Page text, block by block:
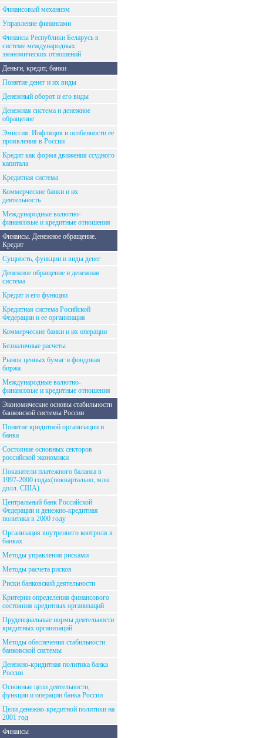
Финансовый механизм
Управление финансами
Финансы Республики Беларусь в
системе международных
экономических отношений
Деньги, кредит, банки
Понятие денег и их виды
Денежный оборот и его виды
Денежная система и денежное
обращение
Эмиссия. Инфляция и особенности ее
проявления в России
Кредит как форма движения ссудного
капитала
Кредитная система
Коммерческие банки и их
деятельность
Международные валютно-
финансовые и кредитные отношения
Финансы. Денежное обращение.
Кредит
Сущность, функции и виды денег
Денежное обращение и денежная
система
Кредит и его функции
Кредитная система Росийской
Федерации и ее организация
Коммерческие банки и их операции
Безналичные расчеты
Рынок ценных бумаг и фондовая
биржа
Международные валютно-
финансовые и кредитные отношения
Экономические основы стабильности
банковской системы России
Понятие кридитной организации и
банка
Состояние основных секторов
российской экономики
Показатели платежного баланса в
1997-2000 годах(поквартально, млн.
долл. США)
Центральный банк Российской
Федерации и денежно-кредитная
политика в 2000 году
Организация внутреннего контроля в
банках
Методы управления рисками
Методы расчета рисков
Риски банковской деятельности
Критерии определения финансового
состояния кредитных организаций
Пруденциальные нормы деятельности
кредитных организаций
Методы обеспечения стабильности
банковской системы
Денежно-кридитная политика банка
России
Основные цели деятельности,
функции и операции банка России
Цели денежно-кредитной политики на
2001 год
Финансы